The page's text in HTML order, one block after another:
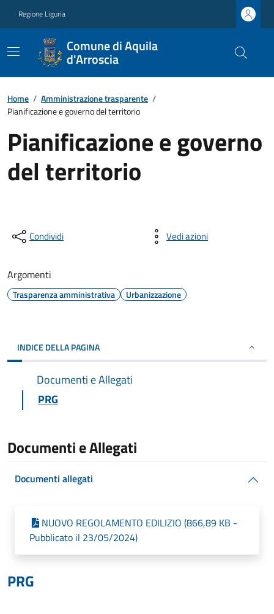
Regione Liguria
Comune di Aquila
d'Arroscia
Home / Amministrazione trasparente /
Pianificazione e governo del territorio
Pianificazione e governo
del territorio
Condividi Vedi azioni
Argomenti
Trasparenza amministrativa Urbanizzazione
INDICE DELLA PAGINA
Documenti e Allegati
PRG
Documenti e Allegati
Documenti allegati
NUOVO REGOLAMENTO EDILIZIO (866,89 KB -
Pubblicato il 23/05/2024)
PRG